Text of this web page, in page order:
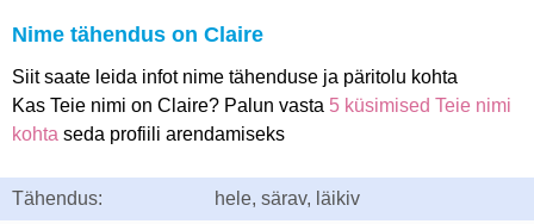
Nime tähendus on Claire
Siit saate leida infot nime tähenduse ja päritolu kohta
Kas Teie nimi on Claire? Palun vasta 5 küsimised Teie nimi
kohta seda profiili arendamiseks
Tähendus: hele, särav, läikiv